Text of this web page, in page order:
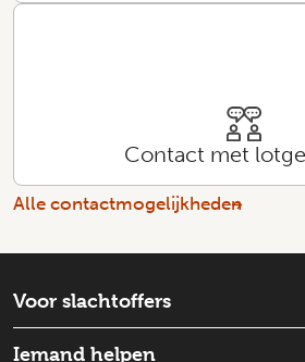
Contact met
Alle contactmogelijkheden
Voor slachtoffers
Wat is er gebeurd?
Iemand helpen